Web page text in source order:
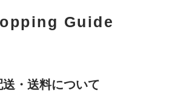
Guide
送・送料について